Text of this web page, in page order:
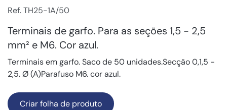
Ref. TH25-1A/50
Terminais de garfo. Para as seções 1,5 - 2,5
mm² e M6. Cor azul.
Terminais em garfo. Saco de 50 unidades.Secção 0,1,5 -
2,5. Ø (A)Parafuso M6. cor azul.
Criar folha de produto